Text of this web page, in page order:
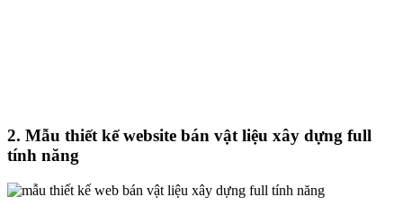
2. Mẫu thiết kế website bán vật liệu xây dựng full
tính năng